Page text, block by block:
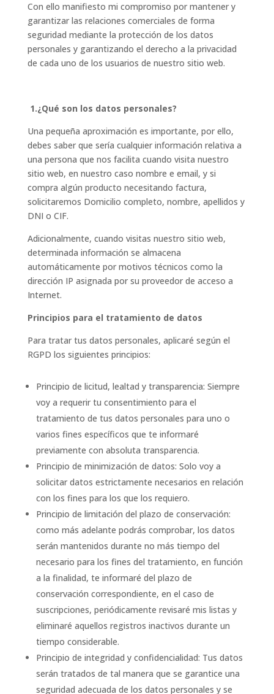
Con ello manifiesto mi compromiso por mantener y
garantizar las relaciones comerciales de forma
seguridad mediante la protección de los datos
personales y garantizando el derecho a la privacidad
de cada uno de los usuarios de nuestro sitio web.
1.¿Qué son los datos personales?
Una pequeña aproximación es importante, por ello,
debes saber que sería cualquier información relativa a
una persona que nos facilita cuando visita nuestro
sitio web, en nuestro caso nombre e email, y si
compra algún producto necesitando factura,
solicitaremos Domicilio completo, nombre, apellidos y
DNI o CIF.
Adicionalmente, cuando visitas nuestro sitio web,
determinada información se almacena
automáticamente por motivos técnicos como la
dirección IP asignada por su proveedor de acceso a
Internet.
Principios para el tratamiento de datos
Para tratar tus datos personales, aplicaré según el
RGPD los siguientes principios:
Principio de licitud, lealtad y transparencia: Siempre
voy a requerir tu consentimiento para el
tratamiento de tus datos personales para uno o
varios fines específicos que te informaré
previamente con absoluta transparencia.
Principio de minimización de datos: Solo voy a
solicitar datos estrictamente necesarios en relación
con los fines para los que los requiero.
Principio de limitación del plazo de conservación:
como más adelante podrás comprobar, los datos
serán mantenidos durante no más tiempo del
necesario para los fines del tratamiento, en función
a la finalidad, te informaré del plazo de
conservación correspondiente, en el caso de
suscripciones, periódicamente revisaré mis listas y
eliminaré aquellos registros inactivos durante un
tiempo considerable.
Principio de integridad y confidencialidad: Tus datos
serán tratados de tal manera que se garantice una
seguridad adecuada de los datos personales y se